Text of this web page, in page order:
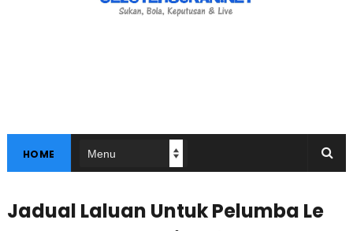
HOME
Jadual Laluan Untuk Pelumba Le